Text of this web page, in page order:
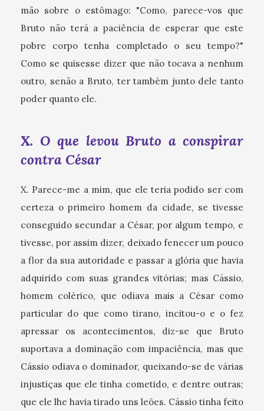
mão sobre o estômago: "Como, parece-vos que
Bruto não terá a paciência de esperar que este
pobre corpo tenha completado o seu tempo?"
Como se quisesse dizer que não tocava a nenhum
outro, senão a Bruto, ter também junto dele tanto
poder quanto ele.
X. O que levou Bruto a conspirar
contra César
X. Parece-me a mim, que ele teria podido ser com
certeza o primeiro homem da cidade, se tivesse
conseguido secundar a César, por algum tempo, e
tivesse, por assim dizer, deixado fenecer um pouco
a flor da sua autoridade e passar a glória que havia
adquirido com suas grandes vitórias; mas Cássio,
homem colérico, que odiava mais a César como
particular do que como tirano, incitou-o e o fez
apressar os acontecimentos, diz-se que Bruto
suportava a dominação com impaciência, mas que
Cássio odiava o dominador, queixando-se de várias
injustiças que ele tinha cometido, e dentre outras;
que ele lhe havia tirado uns leões. Cássio tinha feito